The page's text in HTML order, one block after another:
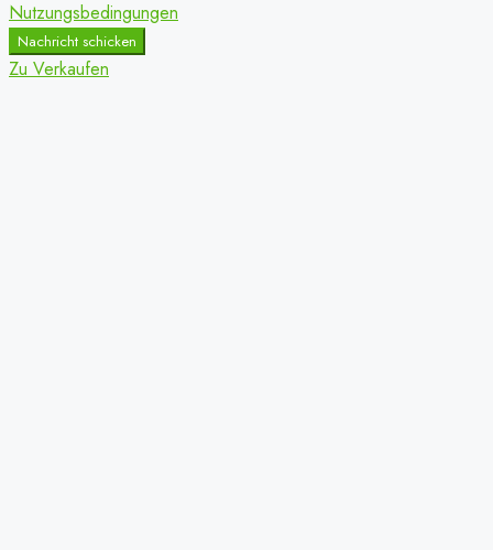
Nutzungsbedingungen
Nachricht schicken
Zu Verkaufen